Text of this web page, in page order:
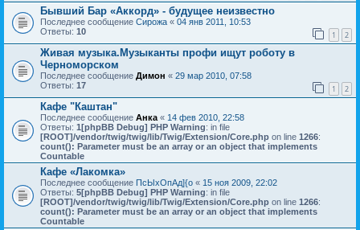
Бывший Бар «Аккорд» - будущее неизвестно
Последнее сообщение Сирожа « 04 янв 2011, 10:53
Ответы: 10 1 2
Живая музыка.Музыканты профи ищут роботу в
Черноморском
Последнее сообщение Димон « 29 мар 2010, 07:58
Ответы: 17 1 2
Кафе "Каштан"
Последнее сообщение Анка « 14 фев 2010, 22:58
Ответы: 1 [phpBB Debug] PHP Warning: in file
[ROOT]/vendor/twig/twig/lib/Twig/Extension/Core.php on line 1266:
count(): Parameter must be an array or an object that implements
Countable
Кафе «Лакомка»
Последнее сообщение ПсЫхОпАд]{о « 15 ноя 2009, 22:02
Ответы: 5[phpBB Debug] PHP Warning: in file
[ROOT]/vendor/twig/twig/lib/Twig/Extension/Core.php on line 1266:
count(): Parameter must be an array or an object that implements
Countable